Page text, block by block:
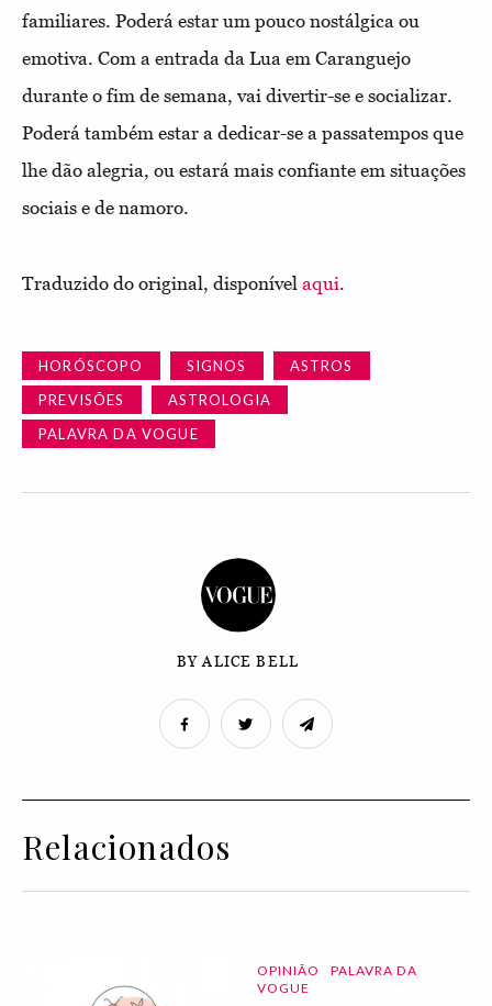
familiares. Poderá estar um pouco nostálgica ou
emotiva. Com a entrada da Lua em Caranguejo
durante o fim de semana, vai divertir-se e socializar.
Poderá também estar a dedicar-se a passatempos que
lhe dão alegria, ou estará mais confiante em situações
sociais e de namoro.
Traduzido do original, disponível aqui.
HORÓSCOPO SIGNOS
ASTROS
PREVISÕES
ASTROLOGIA
PALAVRA DA VOGUE
BY ALICE BELL
Relacionados
OPINIÃO
PALAVRA DA
VOGUE